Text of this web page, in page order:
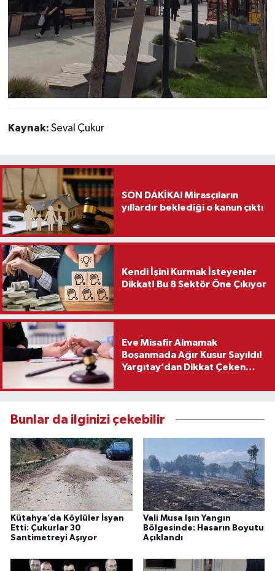
Kaynak: Seval Çukur
SON DAKİKA! Mirasçıların
yıllardır beklediği o kanun çıktı
Kendi İşini Kurmak İsteyenler
Dikkat! Bu 8 Sektör Öne Çıkıyor
Eve Misafir Almamak
Boşanmada Ağır Kusur Sayıldı!
Yargıtay’dan Dikkat Çeken
Bunlar da ilginizi çekebilir
Kütahya’da Köylüler İsyan
Etti: Çukurlar 30
Santimetreyi Aşıyor
Vali Musa Işın Yangın
Bölgesinde: Hasarın Boyutu
Açıklandı